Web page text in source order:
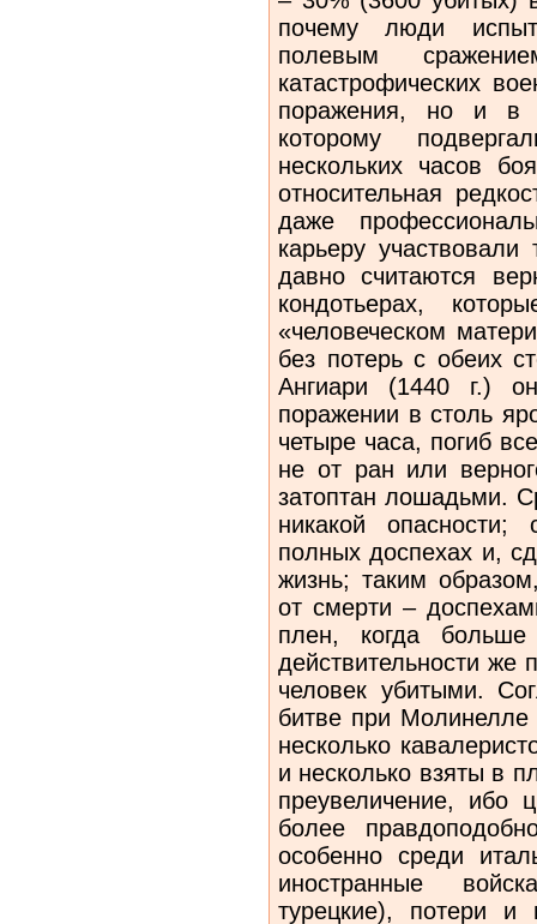
почему люди
полевым
катастрофических
поражения, но и в
которому
нескольких часов
относительная
даже
карьеру
давно считаются
кондотьерах,
«человеческом
без потерь с обеих
Ангиари (1440 г.)
поражении в столь
четыре часа, погиб
не от ран или
затоптан лошадьми.
никакой
полных доспехах и,
жизнь; таким
от смерти –
плен, когда
действительности же
человек убитыми.
битве при Молинелле
несколько
и несколько взяты в
преувеличение, ибо
более
особенно среди
иностранные
турецкие), потери и